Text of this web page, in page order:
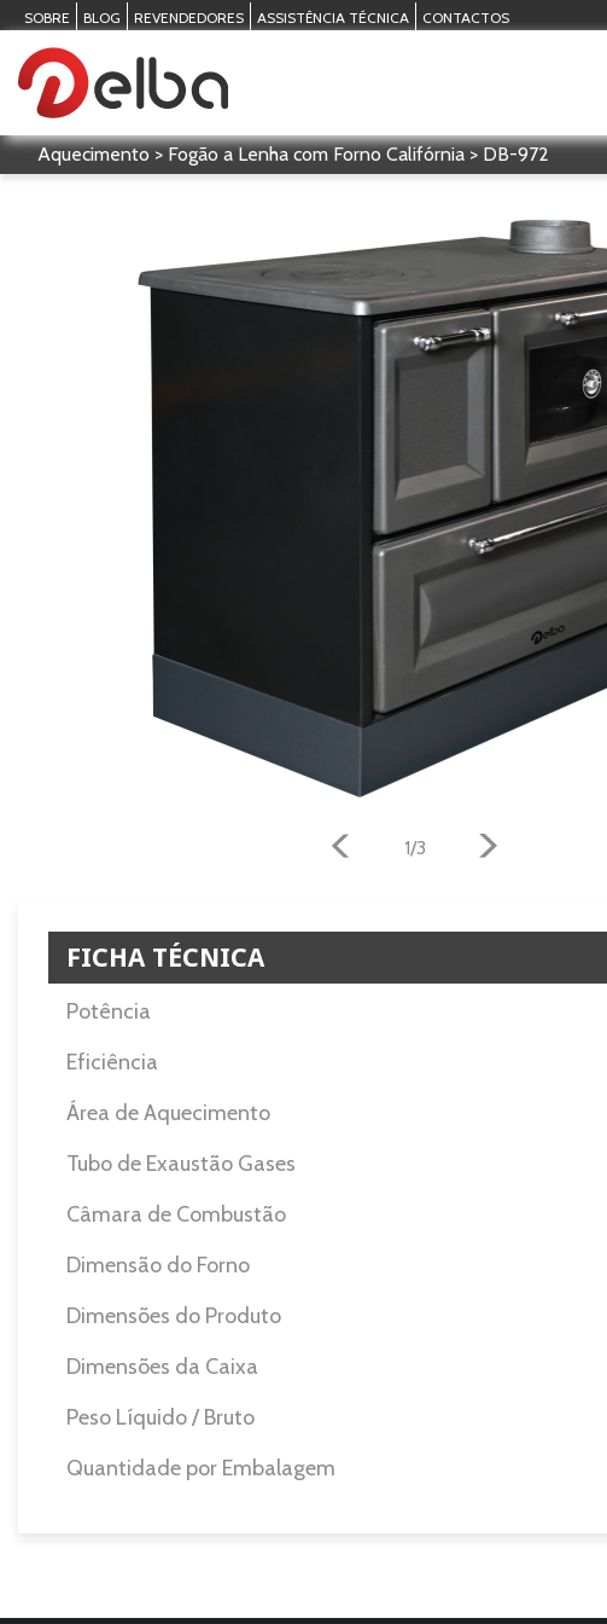
SOBRE BLOG REVENDEDORES ASSISTÊNCIA TÉCNICA CONTACTOS
Aquecimento > Fogão a Lenha com Forno Califórnia > DB-972
1/3
FICHA TÉCNICA
Potência
Eficiência
Área de Aquecimento
Tubo de Exaustão Gases
Câmara de Combustão
Dimensão do Forno
Dimensões do Produto
Dimensões da Caixa
Peso Líquido / Bruto
Quantidade por Embalagem